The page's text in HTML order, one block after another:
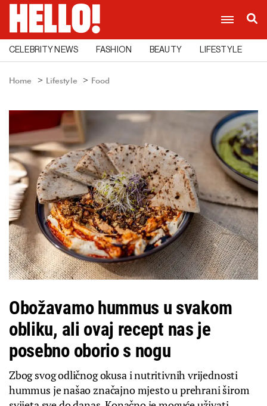
CELEBRITY NEWS FASHION BEAUTY LIFESTYLE
Home Lifestyle Food
Obožavamo hummus u svakom
obliku, ali ovaj recept nas je
posebno oborio s nogu
Zbog svog odličnog okusa i nutritivnih vrijednosti
hummus je našao značajno mjesto u prehrani širom